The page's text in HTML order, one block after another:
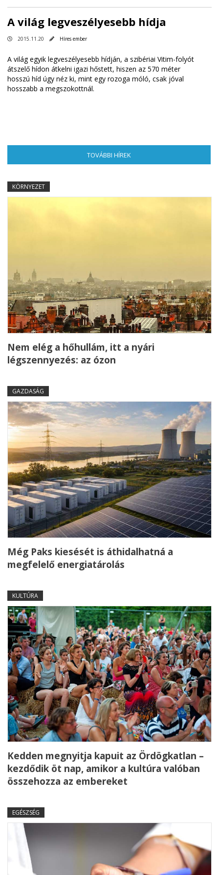
A világ legveszélyesebb hídja
2015.11.20 Híres ember
A világ egyik legveszélyesebb hídján, a szibériai Vitim-folyót
átszelő hídon átkelni igazi hőstett, hiszen az 570 méter
hosszú híd úgy néz ki, mint egy rozoga móló, csak jóval
hosszabb a megszokottnál.
TOVÁBBI HÍREK
KÖRNYEZET
Nem elég a hőhullám, itt a nyári
légszennyezés: az ózon
GAZDASÁG
Még Paks kiesését is áthidalhatná a
megfelelő energiatárolás
KULTÚRA
Kedden megnyitja kapuit az Ördögkatlan –
kezdődik öt nap, amikor a kultúra valóban
összehozza az embereket
EGÉSZSÉG